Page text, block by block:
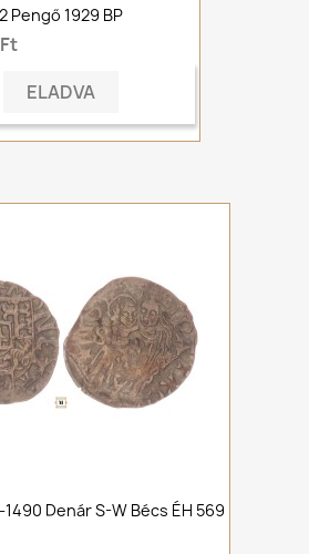
2 Pengő 1929 BP
ELADVA
Denár S-W Bécs ÉH 569